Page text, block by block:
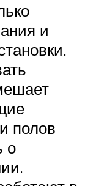
и
полов
о